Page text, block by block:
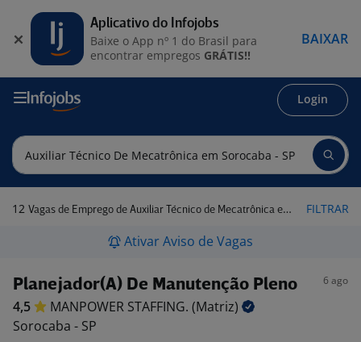
Login
12 Vagas de Emprego de Auxiliar Técnico de Mecatrônica em Sorocaba - SP FILTRAR
Ativar Aviso de Vagas
Planejador(A) De Manutenção Pleno 6 ago
4,5 MANPOWER STAFFING. (Matriz)
Sorocaba - SP
Aplicativo do Infojobs
Baixe o App nº 1 do Brasil para
encontrar empregos GRÁTIS!!
BAIXAR